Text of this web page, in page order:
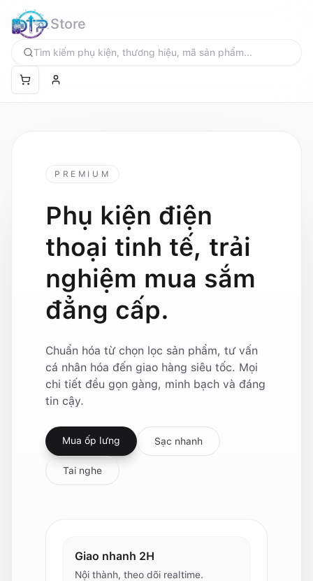
Store
Tìm kiếm
PREMIUM
Phụ kiện điện
thoại tinh tế, trải
nghiệm mua sắm
đẳng cấp.
Chuẩn hóa từ chọn lọc sản phẩm, tư vấn
cá nhân hóa đến giao hàng siêu tốc. Mọi
chi tiết đều gọn gàng, minh bạch và đáng
tin cậy.
Mua ốp lưng Sạc nhanh
Tai nghe
Giao nhanh 2H
Nội thành, theo dõi realtime.